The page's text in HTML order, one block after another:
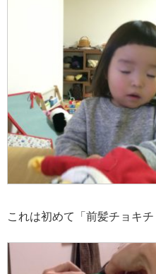
これは初めて「前髪チョキ